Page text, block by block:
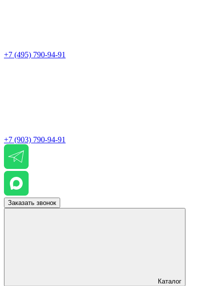
+7 (495) 790-94-91
+7 (903) 790-94-91
Заказать звонок
Каталог